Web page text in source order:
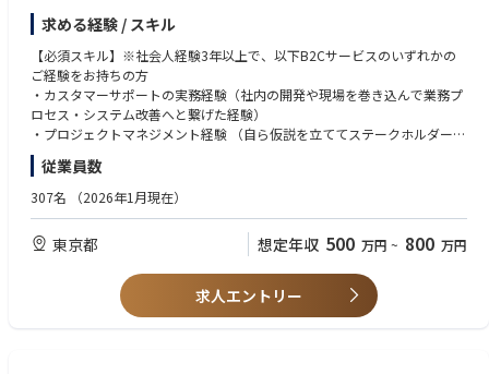
現任のプロダクトマネージャーと実務を積み、ゆくゆくはプロダクトマネ
ージャーとして独り立ち。
独り立ち後はプロダクトのビジョン策定、ロードマップ作成、要求定義、
開発ディレクション、効果測定、改善まで、プロダクトライフサイクル全
体をリードしていただきます。
【職務内容】
りません。まずは現場での「小さな意思決定」を積み重ねることからスタ
ートし、成功体験を積み重ね、プロダクトマネージャーのキャリアを築い
ていただきます！
▼ 業務内容とキャリアプランのイメージ
・サイト上のお知らせ・キャンペーンバナーのテキスト案の最終判断（入
荷情報の告知、セール訴求文言、配送遅延時の案内文言など）
求める経験 / スキル
【必須スキル】※社会人経験3年以上で、以下B2Cサービスのいずれかの
ご経験をお持ちの方
・カスタマーサポートの実務経験（社内の開発や現場を巻き込んで業務プ
ロセス・システム改善へと繋げた経験）
・プロジェクトマネジメント経験 （自ら仮説を立ててステークホルダーと
のハブとなり、プロジェクトを推進させた経験）
・ECコンサルタントとしての実務経験（クライアントの在庫・物流・CS
オペレーションなど、ECビジネスの裏側の仕組みにまで入り込んで改善・
【歓迎スキル】
・生成AI（ChatGPT, Claude, 各種Copilot等）などの最先端テクノロジー
に対する強い興味・関心、および実務での活用経験
・B2CのWebサービス、またはECビジネスの運営に関わった経験
従業員数
307名 （2026年1月現在）
東京都 想定年収 500 万円 ~ 800 万円
求人エントリー